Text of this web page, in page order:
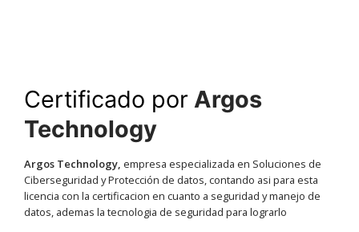
Certificado por Argos
Technology
Argos Technology, empresa especializada en Soluciones de
Ciberseguridad y Protección de datos, contando asi para esta
licencia con la certificacion en cuanto a seguridad y manejo de
datos, ademas la tecnologia de seguridad para lograrlo